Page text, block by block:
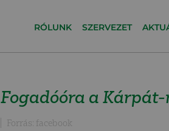
RÓLUNK SZERVEZET
Fogadóóra a
Forrás: facebook